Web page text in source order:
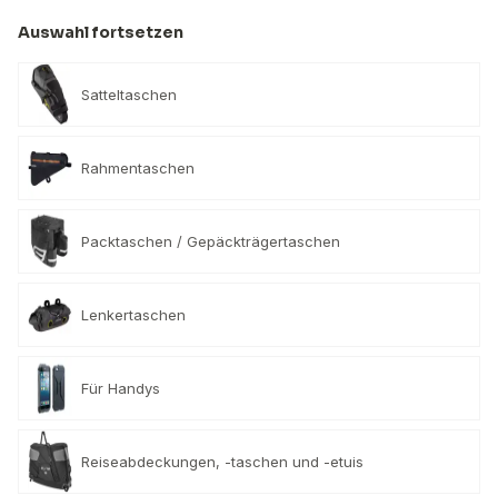
Auswahl fortsetzen
Satteltaschen
Rahmentaschen
Packtaschen / Gepäckträgertaschen
Lenkertaschen
Für Handys
Reiseabdeckungen, -taschen und -etuis